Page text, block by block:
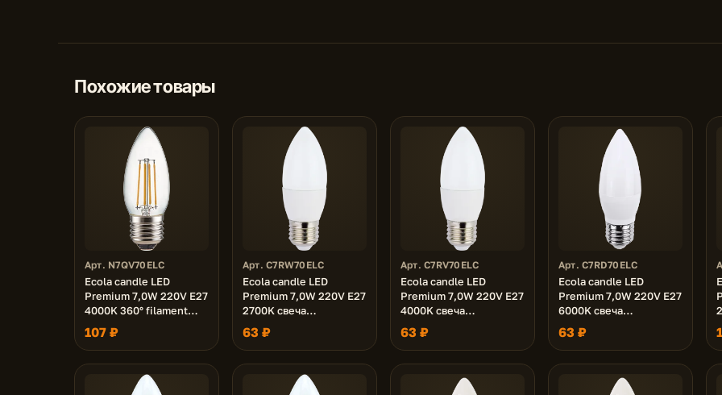
Похожие товары
Арт. N7QV70ELC
Ecola candle LED
Premium 7,0W 220V E27
4000K 360° filament
прозр. нитевидная
свеча (Ra 80, 100 Lm/W,
КП=0) 96х37
107 ₽
Арт. C7RW70ELC
Ecola candle LED
Premium 7,0W 220V E27
2700K свеча
(композит) 103x37
63 ₽
Арт. C7RV70ELC
Ecola candle LED
Premium 7,0W 220V E27
4000K свеча
(композит) 103x37
63 ₽
Арт. C7RD70ELC
Ecola candle LED
Premium 7,0W 220V E27
6000K свеча
(композит) 103x37
63 ₽